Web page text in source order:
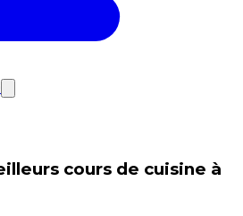
cours de cuisine à